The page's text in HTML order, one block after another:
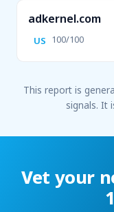
adkernel.com
US 100/100
This report is
signals. It
Vet your